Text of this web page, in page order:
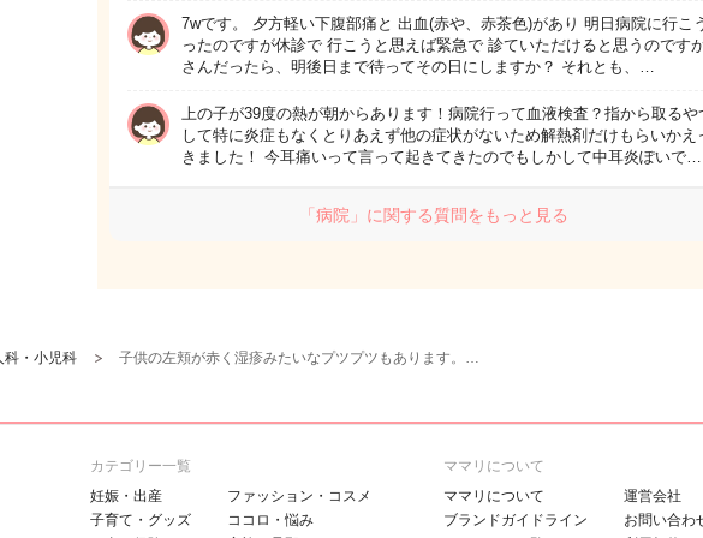
7wです。 夕方軽い下腹部痛と 出血(赤や、赤茶色)があり 明日病院に行こ
ったのですが休診で 行こうと思えば緊急で 診ていただけると思うのです
さんだったら、明後日まで待ってその日にしますか？ それとも、…
上の子が39度の熱が朝からあります！病院行って血液検査？指から取るや
して特に炎症もなくとりあえず他の症状がないため解熱剤だけもらいかえ
きました！ 今耳痛いって言って起きてきたのでもしかして中耳炎ぽいで…
「病院」に関する質問をもっと見る
科・小児科 子供の左頬が赤く湿疹みたいなプツプツもあります。…
カテゴリー一覧
妊娠・出産
子育て・グッズ
ファッション・コスメ
ココロ・悩み
ママリについて
ママリについて
ブランドガイドライン
運営会社
お問い合わ